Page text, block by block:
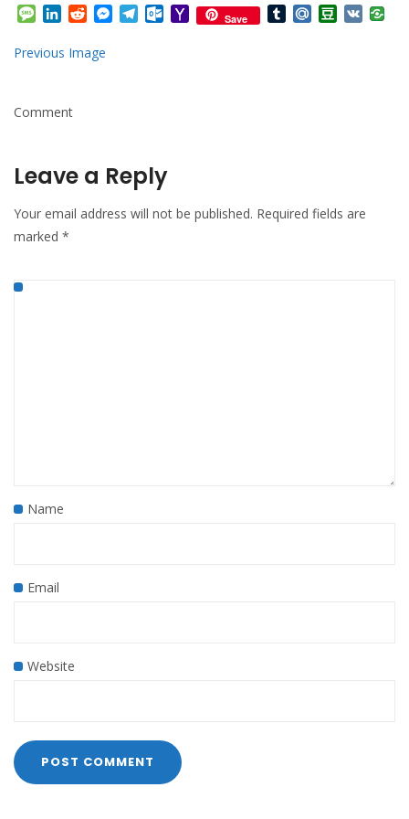
Mail
Message
LinkedIn
RedditMessenger
Telegram
Outlook.com
Yahoo
Mail
Save TumblrMail.RuDouban
VK
Previous Image
Comment
Leave a Reply
Your email address will not be published. Required fields are
marked *
Name
Email
Website